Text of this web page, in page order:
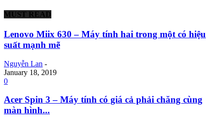
MUST READ
Lenovo Miix 630 – Máy tính hai trong một có hiệu
suất mạnh mẽ
Nguyễn Lan -
January 18, 2019
0
Acer Spin 3 – Máy tính có giá cả phải chăng cùng
màn hình...